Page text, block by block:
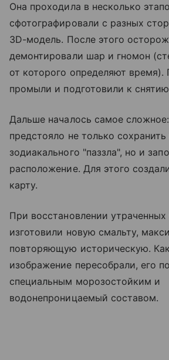
Она проходила в несколько
сфотографировали с разных
3D-модель. После этого
демонтировали шар и гномон
от которого определяют время).
промыли и подготовили к
Дальше началось самое
предстояло не только
зодиакального "паззла", но и
расположение. Для этого
карту.
При восстановлении утраченных
изготовили новую смальту,
повторяющую историческую.
изображение пересобрали, его
специальным морозостойким и
водонепроницаемый составом.